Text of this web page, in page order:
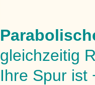
gleichzeitig
Ihre Spur